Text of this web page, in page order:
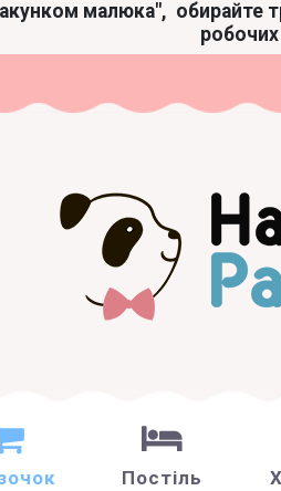
малюка", обирайте
робочих
Постіль